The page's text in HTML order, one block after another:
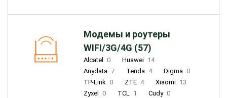
Модемы и роутеры
WIFI/3G/4G (57)
Alcatel 0 Huawei 14
Anydata 7 Tenda 4 Digma 0
TP-Link 0 ZTE 4 Xiaomi 13
Zyxel
0 TCL 1 Cudy 0